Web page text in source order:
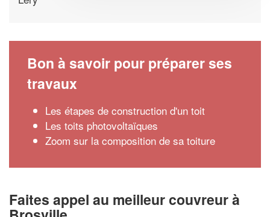
Bon à savoir pour préparer ses
travaux
Les étapes de construction d'un toit
Les toits photovoltaïques
Zoom sur la composition de sa toiture
Faites appel au meilleur couvreur à